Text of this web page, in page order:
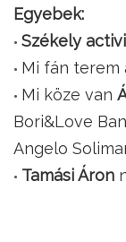
Egyebek:
Székely
Mi fán terem
Mi köze van
Bori&Love
Angelo
Tamási Áron